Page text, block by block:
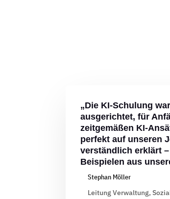
„Die KI-Schulung
ausgerichtet, für
zeitgemäßen KI-
perfekt auf unseren
verständlich erklärt
Beispielen aus
Stephan Möller
Leitung Verwaltung,